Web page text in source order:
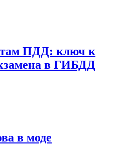
ПДД: ключ к
в ГИБДД
в моде